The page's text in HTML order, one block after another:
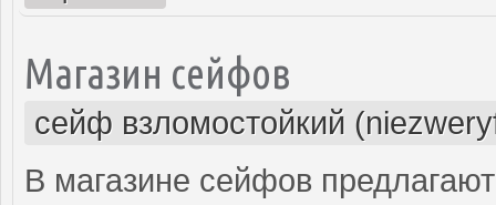
Магазин сейфов
сейф взломостойкий
В магазине сейфов